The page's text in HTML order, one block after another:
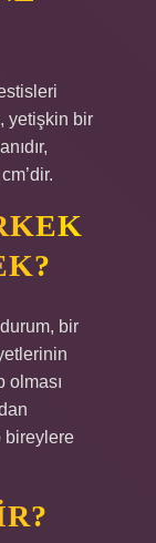
yetişkin bir
bir
olması
bireylere